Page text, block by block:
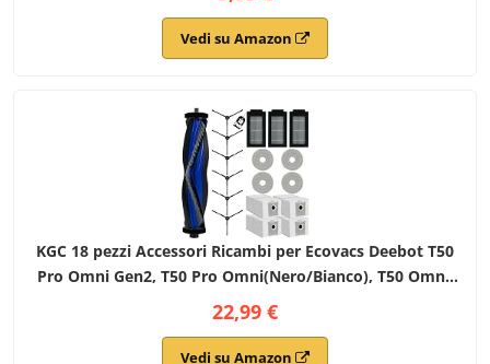
aspirapolvere robot
Vedi su Amazon
KGC 18 pezzi Accessori Ricambi per Ecovacs Deebot T50
Pro Omni Gen2, T50 Pro Omni(Nero/Bianco), T50 Omni,
T50 Omni Gen2, 1 Spazzola Principale, 4 Sacchetti, 4
Panni, 3 Filtri, 6 Spazzole Laterali
22,99 €
Vedi su Amazon